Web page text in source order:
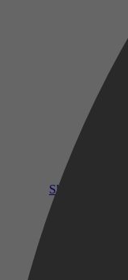
SkyShowtime